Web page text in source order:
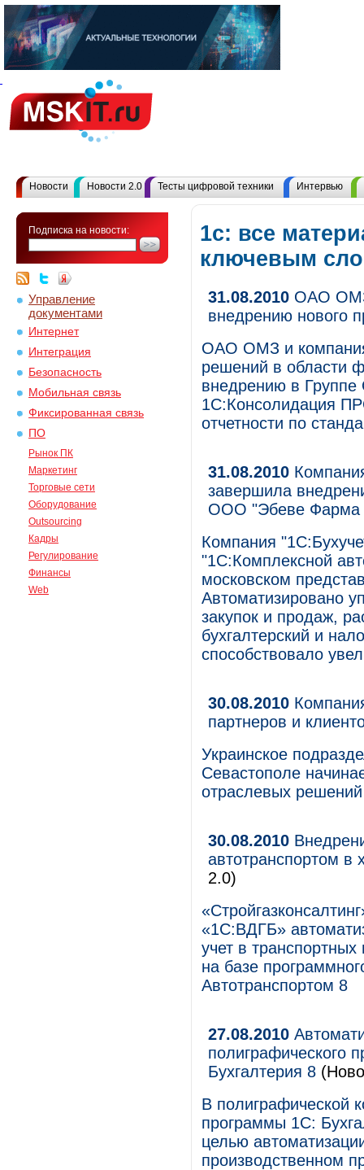
Новости Новости 2.0 Тесты цифровой техники Интервью
Подписка на новости:
Управление
документами
Интернет
Интеграция
Безопасность
Мобильная связь
Фиксированная связь
ПО
Рынок ПК
Маркетинг
Торговые сети
Оборудование
Outsourcing
Кадры
Регулирование
Финансы
Web
1с: все
ключевым
31.08.2010 ОАО ОМЗ
внедрению нового
ОАО ОМЗ и
решений в области
внедрению в
1С:Консолидация
отчетности по
31.08.2010
завершила
ООО "Эбеве Фарма
Компания
"1С:Комплексной
московском
Автоматизировано
закупок и продаж,
бухгалтерский и
способствовало
30.08.2010
партнеров и
Украинское
Севастополе
отраслевых
30.08.2010
автотранспортом в
2.0)
«1С:ВДГБ»
учет в транспортных
на базе
Автотранспортом 8
27.08.2010
полиграфического
Бухгалтерия 8
В полиграфической
программы 1С:
целью
производственном